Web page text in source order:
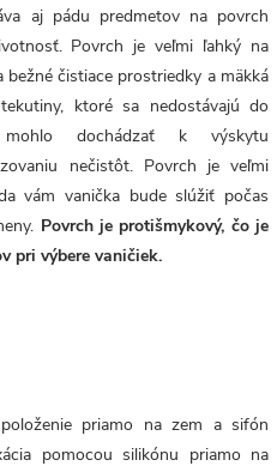
aj pádu predmetov na povrch
Povrch je veľmi ľahký na
čistiace prostriedky a mäkká
ktoré sa nedostávajú do
dochádzať k výskytu
nečistôt. Povrch je veľmi
vám vanička bude slúžiť počas
Povrch je protišmykový, čo je
pri výbere vaničiek.
položenie priamo na zem a sifón
pomocou silikónu priamo na